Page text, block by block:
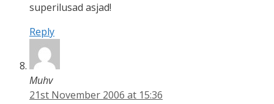
superilusad asjad!
Reply
Muhv
21st November 2006 at 15:36